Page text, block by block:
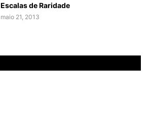
Escalas de Raridade
maio 21, 2013